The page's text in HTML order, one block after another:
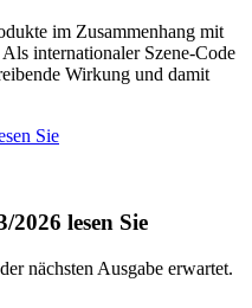
im Zusammenhang mit
internationaler Szene-Code
Wirkung und damit
Sie
2026 lesen Sie
nächsten Ausgabe erwartet.